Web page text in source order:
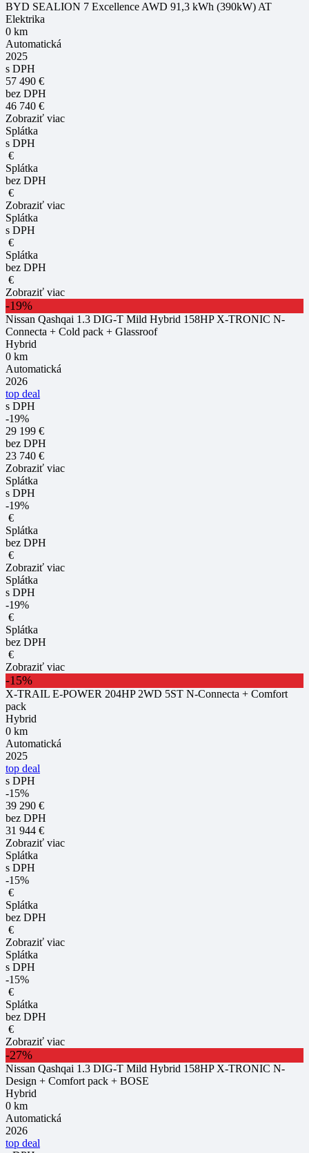
BYD SEALION 7 Excellence AWD 91,3 kWh (390kW) AT
Elektrika
0 km
Automatická
2025
s DPH
57 490 €
bez DPH
46 740 €
Zobraziť viac
Splátka
s DPH
€
Splátka
bez DPH
€
Zobraziť viac
Splátka
s DPH
€
Splátka
bez DPH
€
Zobraziť viac
-19%
Nissan Qashqai 1.3 DIG-T Mild Hybrid 158HP X-TRONIC N-
Connecta + Cold pack + Glassroof
Hybrid
0 km
Automatická
2026
top deal
s DPH
-19%
29 199 €
bez DPH
23 740 €
Zobraziť viac
Splátka
s DPH
-19%
€
Splátka
bez DPH
€
Zobraziť viac
Splátka
s DPH
-19%
€
Splátka
bez DPH
€
Zobraziť viac
-15%
X-TRAIL E-POWER 204HP 2WD 5ST N-Connecta + Comfort
pack
Hybrid
0 km
Automatická
2025
top deal
s DPH
-15%
39 290 €
bez DPH
31 944 €
Zobraziť viac
Splátka
s DPH
-15%
€
Splátka
bez DPH
€
Zobraziť viac
Splátka
s DPH
-15%
€
Splátka
bez DPH
€
Zobraziť viac
-27%
Nissan Qashqai 1.3 DIG-T Mild Hybrid 158HP X-TRONIC N-
Design + Comfort pack + BOSE
Hybrid
0 km
Automatická
2026
top deal